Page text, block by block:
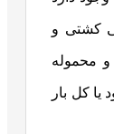
کشتی و
محموله
کل بار